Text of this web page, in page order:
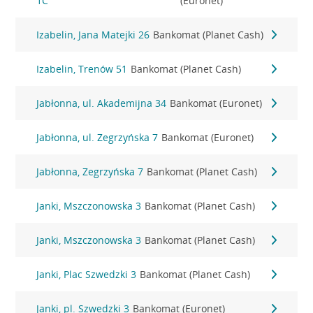
Izabelin, Jana Matejki 26 Bankomat (Planet Cash)
Izabelin, Trenów 51 Bankomat (Planet Cash)
Jabłonna, ul. Akademijna 34 Bankomat (Euronet)
Jabłonna, ul. Zegrzyńska 7 Bankomat (Euronet)
Jabłonna, Zegrzyńska 7 Bankomat (Planet Cash)
Janki, Mszczonowska 3 Bankomat (Planet Cash)
Janki, Mszczonowska 3 Bankomat (Planet Cash)
Janki, Plac Szwedzki 3 Bankomat (Planet Cash)
Janki, pl. Szwedzki 3 Bankomat (Euronet)